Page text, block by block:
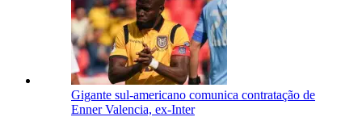
Gigante sul-americano comunica contratação de
Enner Valencia, ex-Inter